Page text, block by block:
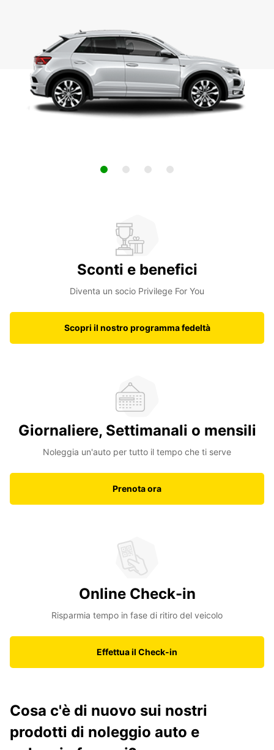
Sconti e benefici
Diventa un socio Privilege For You
Scopri il nostro programma fedeltà
Giornaliere, Settimanali o mensili
Noleggia un'auto per tutto il tempo che ti serve
Prenota ora
Online Check-in
Risparmia tempo in fase di ritiro del veicolo
Effettua il Check-in
Cosa c'è di nuovo sui nostri
prodotti di noleggio auto e